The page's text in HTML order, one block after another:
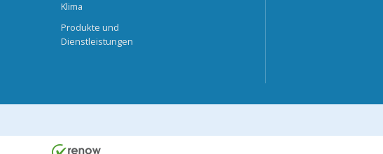
Klima
Produkte und
Dienstleistungen